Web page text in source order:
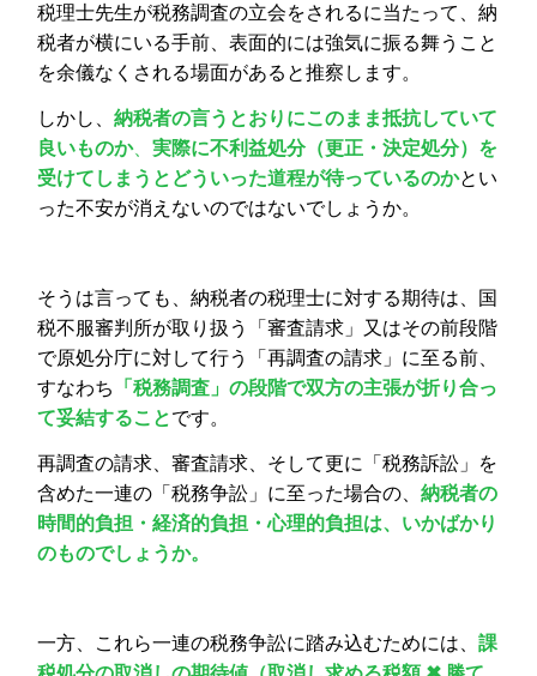
税理士先生が税務調査の立会をされるに当たって、納
税者が横にいる手前、表面的には強気に振る舞うこと
を余儀なくされる場面があると推察します。
しかし、納税者の言うとおりにこのまま抵抗していて
良いものか、実際に不利益処分（更正・決定処分）を
受けてしまうとどういった道程が待っているのかとい
った不安が消えないのではないでしょうか。
そうは言っても、納税者の税理士に対する期待は、国
税不服審判所が取り扱う「審査請求」又はその前段階
で原処分庁に対して行う「再調査の請求」に至る前、
すなわち
「税務調査」の段階で双方の主張が折り合っ
て妥結することです。
再調査の請求、審査請求、そして更に「税務訴訟」を
含めた一連の「税務争訟」に至った場合の、納税者の
時間的負担・経済的負担・心理的負担は、いかばかり
のものでしょうか。
一方、これら一連の税務争訟に踏み込むためには、課